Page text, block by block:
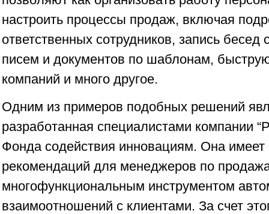
настроить процессы продаж, включая
ответственных сотрудников, запись бесед
писем и документов по шаблонам, быструю
компаний и много другое.
Одним из примеров подобных решений
разработанная специалистами компании
Фонда содействия инновациям. Она имеет
рекомендаций для менеджеров по
многофункциональным инструментом
взаимоотношений с клиентами. За счет